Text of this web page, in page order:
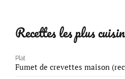
Recettes les plus
Plat
Fumet de crevettes maison